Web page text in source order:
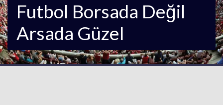
Futbol Borsada Değil
Arsada Güzel